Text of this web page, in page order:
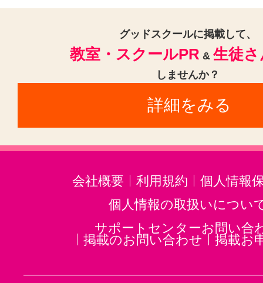
グッドスクールに掲載して、
教室・スクールPR & 生徒
しませんか？
詳細をみる
会社概要 利用規約
個人情報
個人情報の取扱いについ
サポートセンターお問い合
掲載のお問い合わせ
掲載お